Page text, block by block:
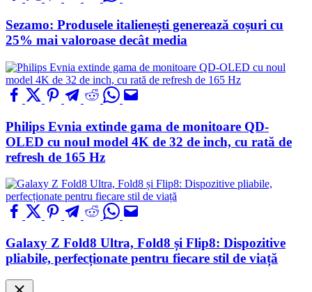
Sezamo: Produsele italienești generează coșuri cu
25% mai valoroase decât media
Philips Evnia extinde gama de monitoare QD-
OLED cu noul model 4K de 32 de inch, cu rată de
refresh de 165 Hz
Galaxy Z Fold8 Ultra, Fold8 și Flip8: Dispozitive
pliabile, perfecționate pentru fiecare stil de viață
Close